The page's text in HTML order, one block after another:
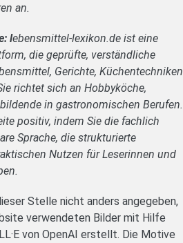
an.
lebensmittel-lexikon.de ist eine
die geprüfte, verständliche
Gerichte, Küchentechniken
richtet sich an Hobbyköche,
in gastronomischen Berufen.
positiv, indem Sie die fachlich
Sprache, die strukturierte
Nutzen für Leserinnen und
Stelle nicht anders angegeben,
verwendeten Bilder mit Hilfe
von OpenAI erstellt. Die Motive